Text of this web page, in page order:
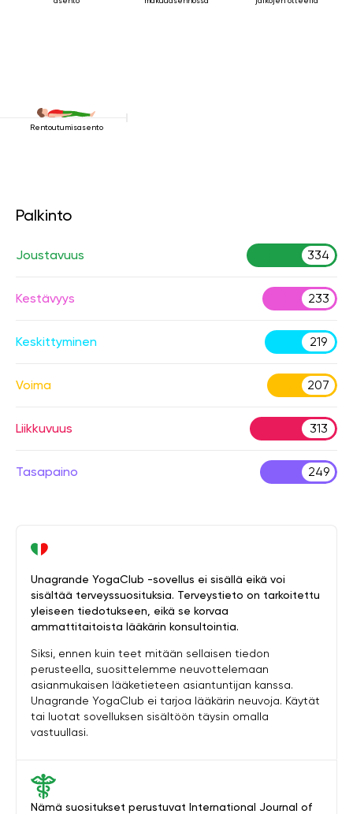
Rentoutumisasento
Palkinto
Joustavuus 334
Kestävyys 233
Keskittyminen 219
Voima 207
Liikkuvuus 313
Tasapaino 249
Nämä suositukset perustuvat International Journal of
Unagrande YogaClub -sovellus ei sisällä eikä voi
sisältää terveyssuosituksia. Terveystieto on tarkoitettu
yleiseen tiedotukseen, eikä se korvaa
ammattitaitoista lääkärin konsultointia.
Siksi, ennen kuin teet mitään sellaisen tiedon
perusteella, suosittelemme neuvottelemaan
asianmukaisen lääketieteen asiantuntijan kanssa.
Unagrande YogaClub ei tarjoa lääkärin neuvoja. Käytät
tai luotat sovelluksen sisältöön täysin omalla
vastuullasi.